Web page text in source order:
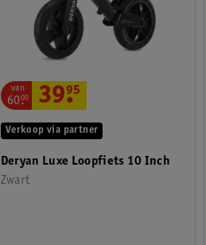
Deryan Luxe Loopfiets 10 Inch
Zwart
Verkoop via partner
van
60.
00 39.
95